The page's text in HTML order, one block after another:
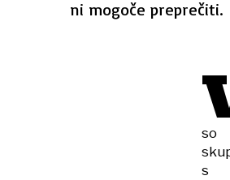
ni mogoče preprečiti.
so
s